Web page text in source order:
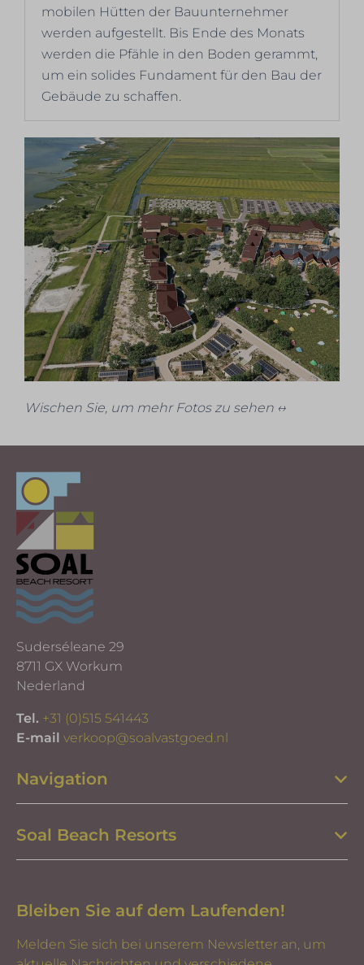
mobilen Hütten der Bauunternehmer
werden aufgestellt. Bis Ende des Monats
werden die Pfähle in den Boden gerammt,
um ein solides Fundament für den Bau der
Gebäude zu schaffen.
Wischen Sie, um mehr Fotos zu sehen ↔
Suderséleane 29
8711 GX Workum
Nederland
Tel. +31 (0)515 541443
E-mail verkoop@soalvastgoed.nl
Navigation
Soal Beach Resorts
Bleiben Sie auf dem Laufenden!
Melden Sie sich bei unserem Newsletter an, um